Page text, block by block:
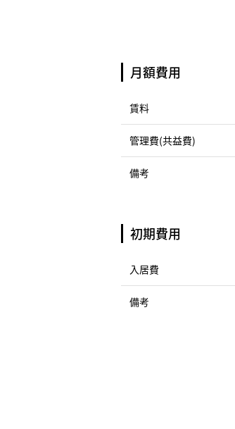
月額費用
賃料
管理費(共益費)
備考
初期費用
入居費
備考